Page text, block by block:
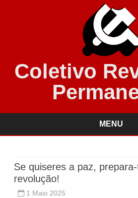
Coletivo
MENU
Se quiseres a paz,
revolução!
1 Maio 2025